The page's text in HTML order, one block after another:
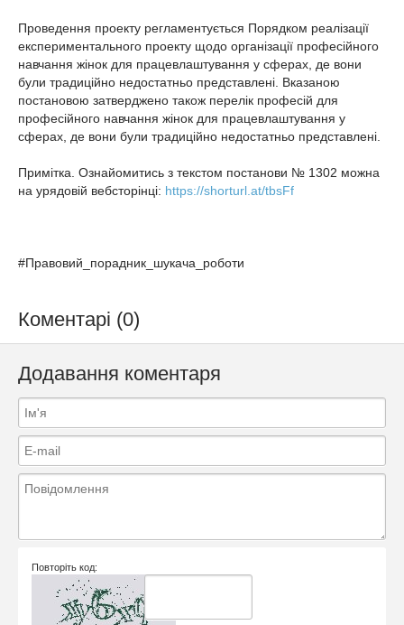
Проведення проекту регламентується Порядком реалізації
експериментального проекту щодо організації професійного
навчання жінок для працевлаштування у сферах, де вони
були традиційно недостатньо представлені. Вказаною
постановою затверджено також перелік професій для
професійного навчання жінок для працевлаштування у
сферах, де вони були традиційно недостатньо представлені.
Примітка. Ознайомитись з текстом постанови № 1302 можна
на урядовій вебсторінці: https://shorturl.at/tbsFf
#Правовий_порадник_шукача_роботи
Коментарі (0)
Додавання коментаря
Повторіть код: